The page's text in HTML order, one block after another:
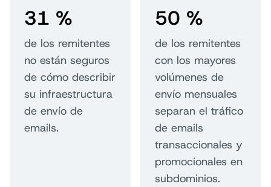
31 %
de los remitentes
no están seguros
de cómo describir
su infraestructura
de envío de
emails.
50 %
de los remitentes
con los mayores
volúmenes de
envío mensuales
separan el tráfico
de emails
transaccionales y
promocionales en
subdominios.